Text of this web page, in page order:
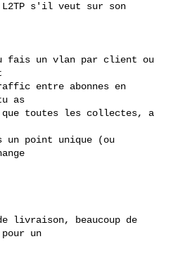
s'il veut sur son
fais un vlan par client ou
entre abonnes en
as
que toutes les collectes, a
point unique (ou
livraison, beaucoup de
un